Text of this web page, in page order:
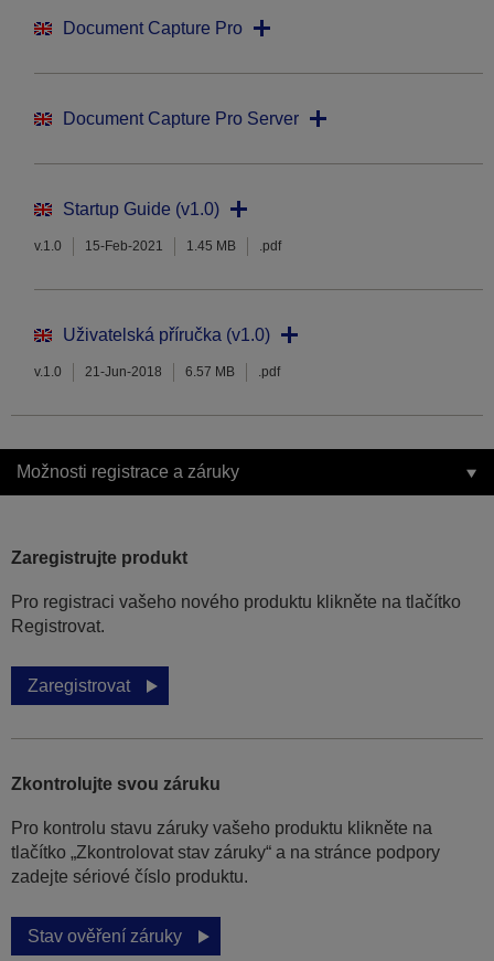
Document Capture Pro
Document Capture Pro Server
Startup Guide (v1.0)
v.1.0 15-Feb-2021 1.45 MB .pdf
Uživatelská příručka (v1.0)
v.1.0 21-Jun-2018 6.57 MB .pdf
Možnosti registrace a záruky
Zaregistrujte produkt
Pro registraci vašeho nového produktu klikněte na tlačítko
Registrovat.
Zaregistrovat
Zkontrolujte svou záruku
Pro kontrolu stavu záruky vašeho produktu klikněte na
tlačítko „Zkontrolovat stav záruky“ a na stránce podpory
zadejte sériové číslo produktu.
Stav ověření záruky